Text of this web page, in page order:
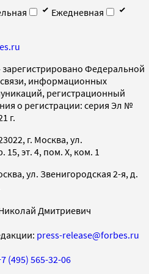
Ежедневная
зарегистрировано Федеральной
информационных
регистрационный
о регистрации: серия Эл №
г.
г. Москва, ул.
15, эт. 4, пом. X, ком. 1
ул. Звенигородская 2-я, д.
Дмитриевич
press-release@forbes.ru
(495) 565-32-06